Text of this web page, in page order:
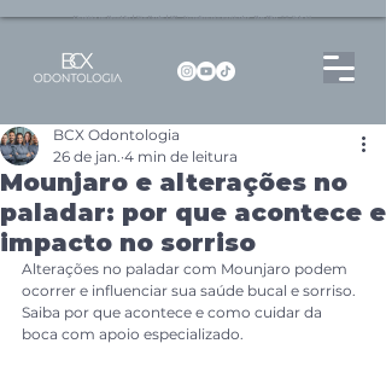
Dentista no Brooklin | São Paulo | SP Atendimento particular Rua Pitu, 72, Sala 65
Mounjaro e alterações no
paladar: por que acontece e
impacto no sorriso
BCX Odontologia
26 de jan. 4 min de leitura
Alterações no paladar com Mounjaro podem
ocorrer e influenciar sua saúde bucal e sorriso.
Saiba por que acontece e como cuidar da
boca com apoio especializado.